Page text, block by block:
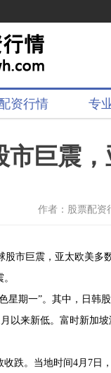
资行情 专
市巨震
作者：股票配资
股市巨震，亚太欧美多
星期一”。其中，日韩
月以来新低。富时新加
收跌。当地时间4月7日